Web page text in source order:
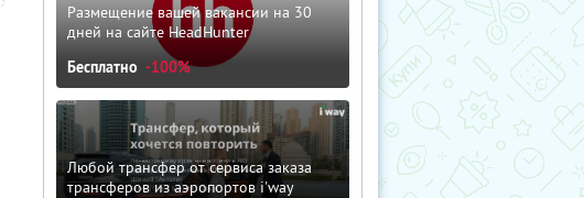
Размещение вашей вакансии на 30
дней на сайте HeadHunter
Бесплатно -100%
Любой трансфер от сервиса заказа
трансферов из аэропортов i'way